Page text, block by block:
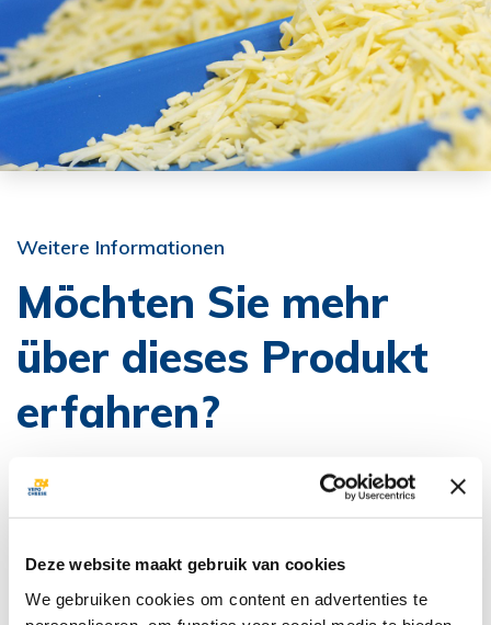
Deze website maakt gebruik van cookies
We gebruiken cookies om content en advertenties te
Weitere Informationen
Möchten Sie mehr
über dieses Produkt
erfahren?
weitere Informationen oder ein Angebot anzufordern.
KONTAKTIEREN SIE UNS